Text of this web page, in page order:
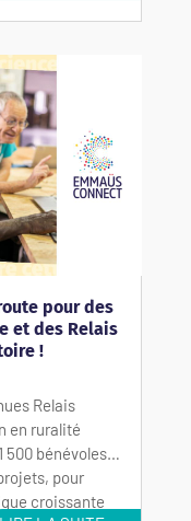
pour des
et des Relais
!
Relais
en ruralité
500 bénévoles…
pour
croissante